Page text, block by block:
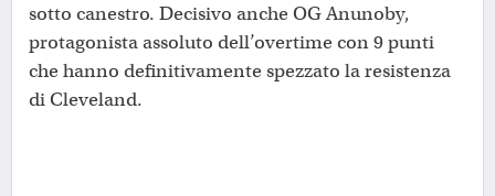
sotto canestro. Decisivo anche OG Anunoby,
protagonista assoluto dell’overtime con 9 punti
che hanno definitivamente spezzato la resistenza
di Cleveland.